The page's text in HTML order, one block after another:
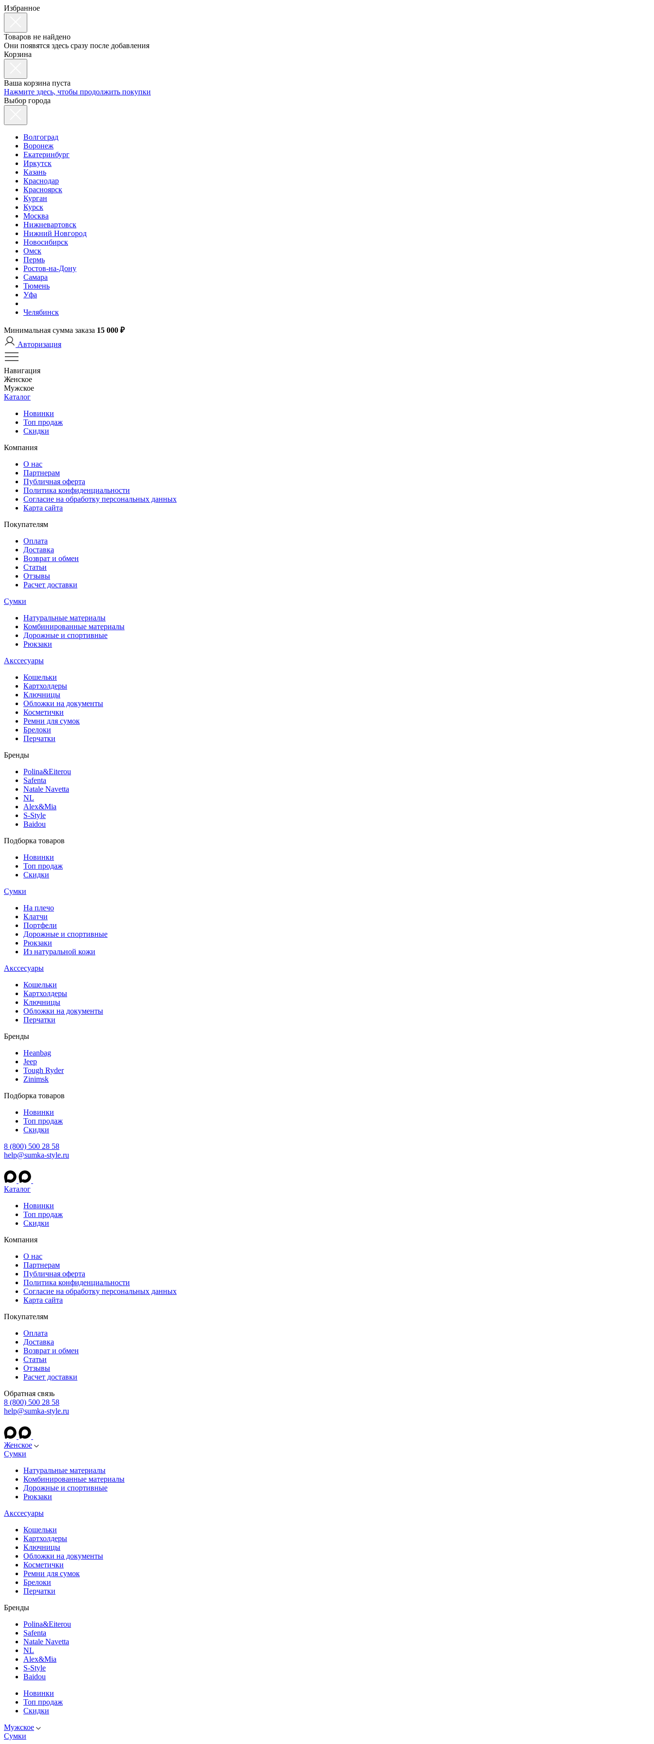
Избранное
Товаров не найдено
Они появятся здесь сразу после добавления
Корзина
Ваша корзина пуста
Нажмите здесь, чтобы продолжить покупки
Выбор города
Волгоград
Воронеж
Екатеринбург
Иркутск
Казань
Краснодар
Красноярск
Курган
Курск
Москва
Нижневартовск
Нижний Новгород
Новосибирск
Омск
Пермь
Ростов-на-Дону
Самара
Тюмень
Уфа
Челябинск
Минимальная сумма заказа 15 000 ₽
Авторизация
Навигация
Женское
Мужское
Каталог
Новинки
Топ продаж
Скидки
Компания
О нас
Партнерам
Публичная оферта
Политика конфиденциальности
Согласие на обработку персональных данных
Карта сайта
Покупателям
Оплата
Доставка
Возврат и обмен
Статьи
Отзывы
Расчет доставки
Сумки
Натуральные материалы
Комбинированные материалы
Дорожные и спортивные
Рюкзаки
Акссесуары
Кошельки
Картхолдеры
Ключницы
Обложки на документы
Косметички
Ремни для сумок
Брелоки
Перчатки
Бренды
Polina&Eiterou
Safenta
Natale Navetta
NL
Alex&Mia
S-Style
Baidou
Подборка товаров
Новинки
Топ продаж
Скидки
Сумки
На плечо
Клатчи
Портфели
Дорожные и спортивные
Рюкзаки
Из натуральной кожи
Акссесуары
Кошельки
Картхолдеры
Ключницы
Обложки на документы
Перчатки
Бренды
Heanbag
Jeep
Tough Ryder
Zinimsk
Подборка товаров
Новинки
Топ продаж
Скидки
8 (800) 500 28 58
help@sumka-style.ru
Каталог
Новинки
Топ продаж
Скидки
Компания
О нас
Партнерам
Публичная оферта
Политика конфиденциальности
Согласие на обработку персональных данных
Карта сайта
Покупателям
Оплата
Доставка
Возврат и обмен
Статьи
Отзывы
Расчет доставки
Обратная связь
8 (800) 500 28 58
help@sumka-style.ru
Женское
Сумки
Натуральные материалы
Комбинированные материалы
Дорожные и спортивные
Рюкзаки
Акссесуары
Кошельки
Картхолдеры
Ключницы
Обложки на документы
Косметички
Ремни для сумок
Брелоки
Перчатки
Бренды
Polina&Eiterou
Safenta
Natale Navetta
NL
Alex&Mia
S-Style
Baidou
Новинки
Топ продаж
Скидки
Мужское
Сумки